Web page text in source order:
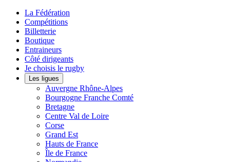
La Fédération
Compétitions
Billetterie
Boutique
Entraineurs
Côté dirigeants
Je choisis le rugby
Les ligues
Auvergne Rhône-Alpes
Bourgogne Franche Comté
Bretagne
Centre Val de Loire
Corse
Grand Est
Hauts de France
Île de France